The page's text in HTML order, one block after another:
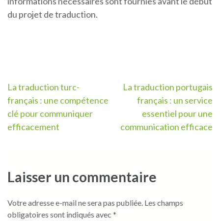
du projet de traduction.
Navigation
de
l’article
La traduction turc-
français : une compétence
clé pour communiquer
efficacement
La traduction portugais
français : un service
essentiel pour une
communication efficace
Laisser un commentaire
Votre adresse e-mail ne sera pas publiée. Les champs
obligatoires sont indiqués avec *